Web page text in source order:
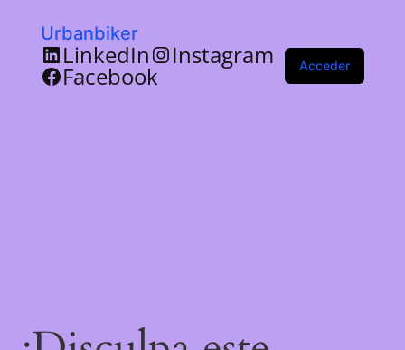
Urbanbiker
LinkedIn Instagram
Facebook Acceder